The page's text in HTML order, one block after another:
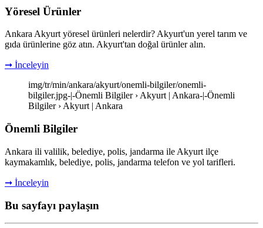
Yöresel Ürünler
Ankara Akyurt yöresel ürünleri nelerdir? Akyurt'un yerel tarım ve
gıda ürünlerine göz atın. Akyurt'tan doğal ürünler alın.
➞ İnceleyin
img/tr/min/ankara/akyurt/onemli-bilgiler/onemli-
bilgiler.jpg-|-Önemli Bilgiler › Akyurt | Ankara-|-Önemli
Bilgiler › Akyurt | Ankara
Önemli Bilgiler
Ankara ili valilik, belediye, polis, jandarma ile Akyurt ilçe
kaymakamlık, belediye, polis, jandarma telefon ve yol tarifleri.
➞ İnceleyin
Bu sayfayı paylaşın